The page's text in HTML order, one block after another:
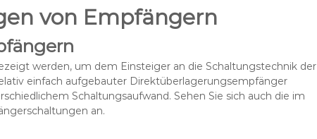
von Empfängern
werden, um dem Einsteiger an die Schaltungstechnik der
einfach aufgebauter Direktüberlagerungsempfänger
Schaltungsaufwand. Sehen Sie sich auch die im
an.